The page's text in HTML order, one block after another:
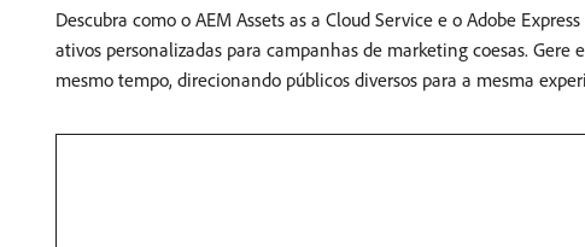
Descubra como o AEM Assets as a Cloud Service e o Adobe
ativos personalizadas para campanhas de marketing coesas.
mesmo tempo, direcionando públicos diversos para a mesma